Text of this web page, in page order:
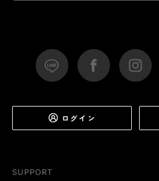
SUPPORT
ログイン